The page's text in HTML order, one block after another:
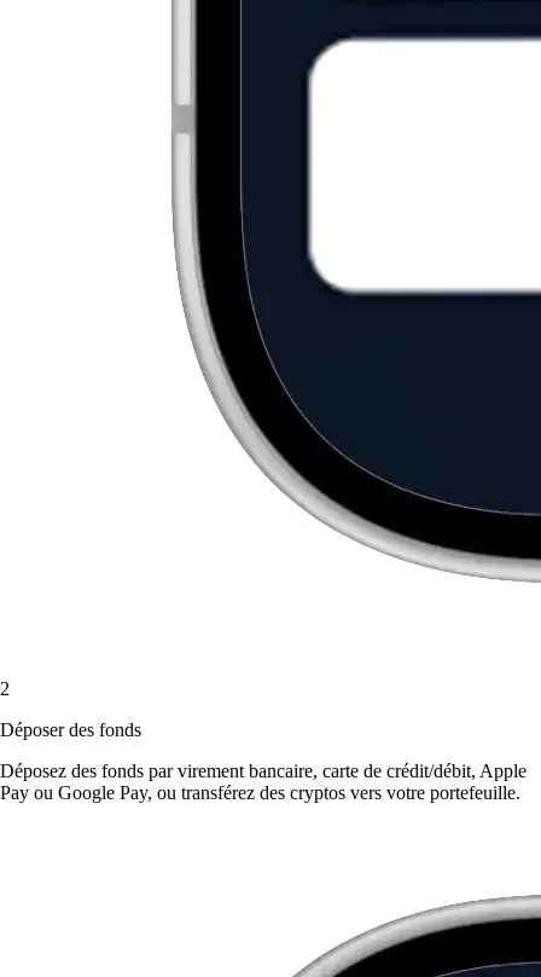
2
Déposer des fonds
Déposez des fonds par virement bancaire, carte de crédit/débit, Apple
Pay ou Google Pay, ou transférez des cryptos vers votre portefeuille.